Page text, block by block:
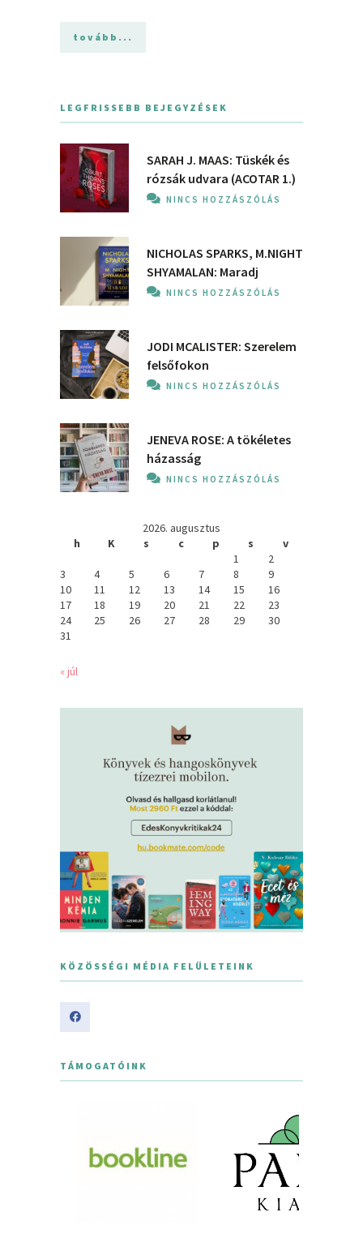
tovább...
LEGFRISSEBB BEJEGYZÉSEK
SARAH J. MAAS: Tüskék és
rózsák udvara (ACOTAR 1.)
NINCS HOZZÁSZÓLÁS
NICHOLAS SPARKS, M.NIGHT
SHYAMALAN: Maradj
NINCS HOZZÁSZÓLÁS
JODI MCALISTER: Szerelem
felsőfokon
NINCS HOZZÁSZÓLÁS
JENEVA ROSE: A ​tökéletes
házasság
NINCS HOZZÁSZÓLÁS
2026. augusztus
h
K s c p s
v
1
2
3
4 5 6 7 8
9
10
11 12 13 14 15
16
17
18 19 20 21 22
23
24
25 26 27 28 29
30
31
« júl
KÖZÖSSÉGI MÉDIA FELÜLETEINK
TÁMOGATÓINK